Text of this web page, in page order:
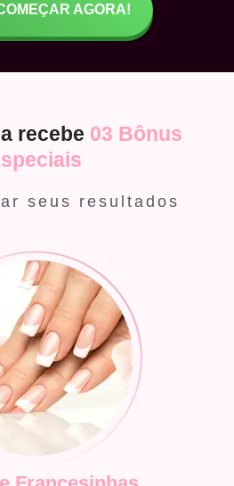
AGORA!
recebe 03 Bônus
seus resultados